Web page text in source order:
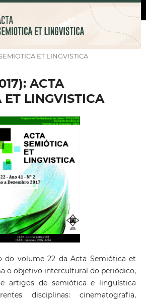
ET LINGVISTICA
ACTA
ET LINGVISTICA
do volume 22 da Acta Semiótica et
o objetivo intercultural do periódico,
artigos de semiótica e linguística
disciplinas: cinematografia,